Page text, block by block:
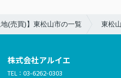
(売買)】東松山市の一覧 東松
株式会社アルイエ
TEL： 03-6262-0303